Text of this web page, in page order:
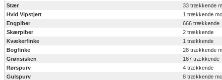
Stær
33 trækkende
Hvid Vipstjert
1 trækkende
Engpiber
666 trækkende
Skærpiber
2 trækkende
Kvækerfinke
1 trækkende
Bogfinke
28 trækkende
Grønsisken
167 trækkende
Rørspurv
4 trækkende
Gulspurv
8 trækkende